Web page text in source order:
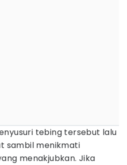
tebing tersebut lalu
sambil menikmati
menakjubkan. Jika